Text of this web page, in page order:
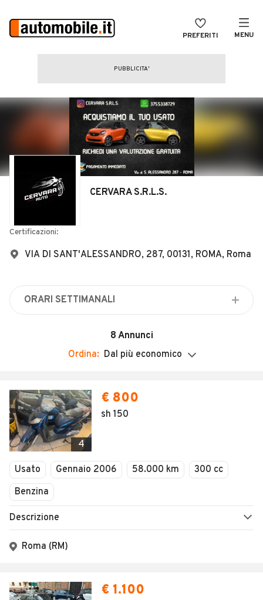
PREFERITI MENU
CERCA
Auto usate
Auto Nuove
Noleggio a lungo termine
Auto d'epoca
Concessionari
MAGAZINE
CERVARA S.R.L.S.
Certificazioni:
VIA DI SANT'ALESSANDRO, 287, 00131, ROMA, Roma
ORARI SETTIMANALI
09:00 - 13:00 / 15:00 - 18:30
09:00 / 18:30
Giovedì
09:00 / 18:30
Venerdì
09:00 / 18:30
Sabato
09:00 - 13:00
Domenica
Chiuso
8 Annunci
Ordina: Dal più economico
4
€ 800
sh 150
Usato Gennaio 2006 58.000 km
300 cc
Benzina
Descrizione
Roma (RM)
€ 1.100